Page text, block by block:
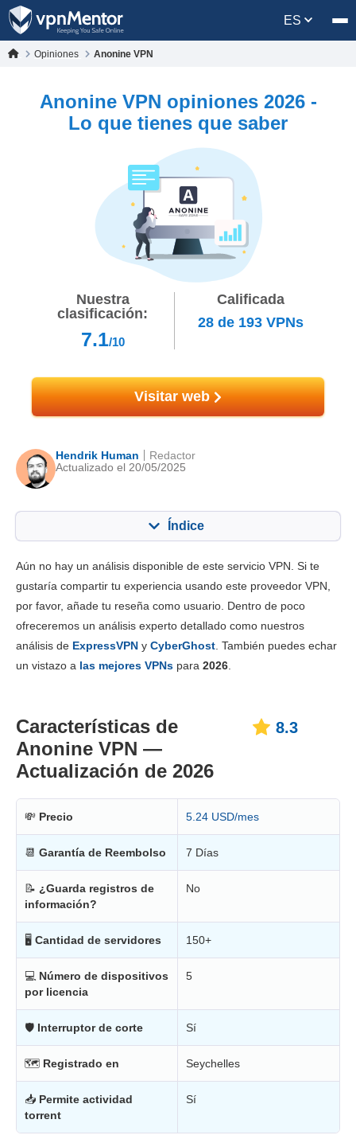
ES
Opiniones Anonine VPN
Anonine VPN opiniones 2026 -
Lo que tienes que saber
Nuestra
clasificación:
7.1/10
Calificada
28de 193 VPNs
Visitar web
Hendrik Human
Actualizado el 20/05/2025
Redactor
Índice
Funciones principales 8.3
Instalación y apps 8.8
Fiabilidad y asistencia 8.5
Aún no hay un análisis disponible de este servicio VPN. Si te
gustaría compartir tu experiencia usando este proveedor VPN,
por favor, añade tu reseña como usuario. Dentro de poco
ofreceremos un análisis experto detallado como nuestros
análisis de ExpressVPN y CyberGhost. También puedes echar
un vistazo a las mejores VPNs para 2026.
Características de
Anonine VPN —
Actualización de 2026
8.3
💸 Precio 5.24 USD/mes
📆 Garantía de Reembolso 7 Días
📝 ¿Guarda registros de
información?
No
🖥 Cantidad de servidores 150+
💻 Número de dispositivos
por licencia
5
🛡 Interruptor de corte Sí
🗺 Registrado en Seychelles
📥 Permite actividad
torrent
Sí